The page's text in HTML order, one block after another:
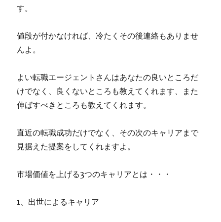
す。
値段が付かなければ、冷たくその後連絡もありませ
んよ。
よい転職エージェントさんはあなたの良いところだ
けでなく、良くないところも教えてくれます、また
伸ばすべきところも教えてくれます。
直近の転職成功だけでなく、その次のキャリアまで
見据えた提案をしてくれますよ。
市場価値を上げる3つのキャリアとは・・・
1、出世によるキャリア